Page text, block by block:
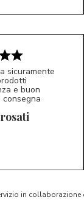
sicuramente
e buon
consegna
in